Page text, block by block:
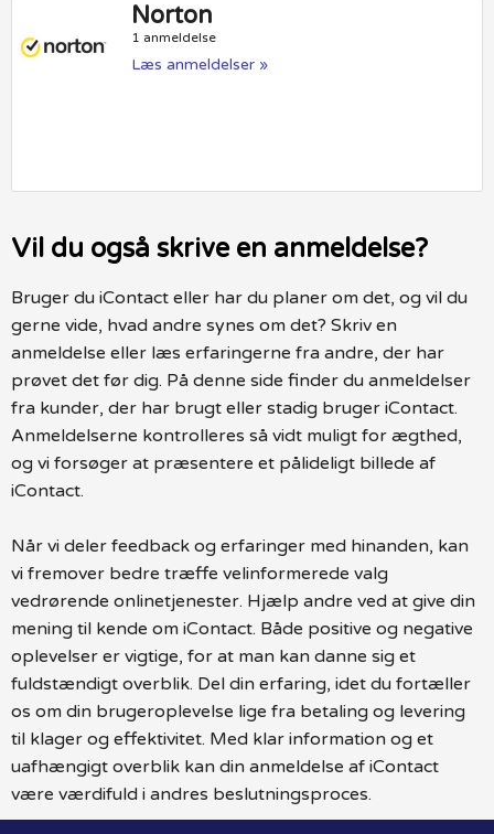
Norton
1 anmeldelse
Læs anmeldelser »
Vil du også skrive en anmeldelse?
Bruger du iContact eller har du planer om det, og vil du
gerne vide, hvad andre synes om det? Skriv en
anmeldelse eller læs erfaringerne fra andre, der har
prøvet det før dig. På denne side finder du anmeldelser
fra kunder, der har brugt eller stadig bruger iContact.
Anmeldelserne kontrolleres så vidt muligt for ægthed,
og vi forsøger at præsentere et pålideligt billede af
iContact.
Når vi deler feedback og erfaringer med hinanden, kan
vi fremover bedre træffe velinformerede valg
vedrørende onlinetjenester. Hjælp andre ved at give din
mening til kende om iContact. Både positive og negative
oplevelser er vigtige, for at man kan danne sig et
fuldstændigt overblik. Del din erfaring, idet du fortæller
os om din brugeroplevelse lige fra betaling og levering
til klager og effektivitet. Med klar information og et
uafhængigt overblik kan din anmeldelse af iContact
være værdifuld i andres beslutningsproces.